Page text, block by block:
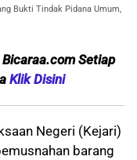
Bukti Tindak Pidana Umum,
Setiap
Klik Disini
Negeri (Kejari)
barang